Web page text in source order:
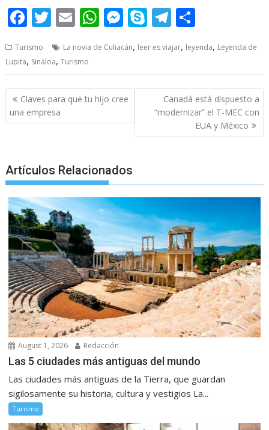
F
e
b
o
o
T
itt
er
E
ai
l
W
at
s
A
p
M
ss
e
n
er
S
y
p
e
T
e
gr
a
m
ar
e
Turismo La novia de Culiacán, leer es viajar, leyenda, Leyenda de
Lupita, Sinaloa,Turismo
Post
navigation
Claves para que tu hijo cree
una empresa
Canadá está dispuesto a
“modernizar” el T-MEC con
EUA y México
Artículos Relacionados
August 1, 2026 Redacción
Las 5 ciudades más antiguas del mundo
Las ciudades más antiguas de la Tierra, que guardan
sigilosamente su historia, cultura y vestigios La...
Turismo